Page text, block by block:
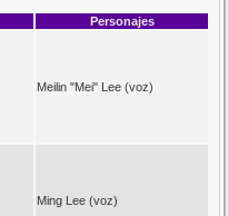
Personajes
Meilin "Mei" Lee (voz)
Ming Lee (voz)